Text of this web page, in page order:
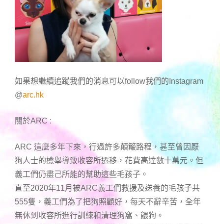
如果想繼續追蹤我們的消息可以follow我們的Instagram
@arc.hk
關於ARC :
ARC 這麼多年下來，行過許多顛簸路程，甚至曾因厭
狗人士的檢舉導致收容所遷移，花費高達數十萬元。但
義工們仍盡己所能的幫助這些毛孩子。
直至2020年11月被ARC義工們救援及送養的毛孩子共
555隻，義工們為了把狗照顧好，每天不辭辛苦，全年
無休到收容所進行訓練和清理狗窩、餵狗。